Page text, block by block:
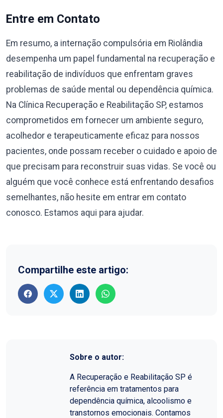
Entre em Contato
Em resumo, a internação compulsória em Riolândia
desempenha um papel fundamental na recuperação e
reabilitação de indivíduos que enfrentam graves
problemas de saúde mental ou dependência química.
Na Clínica Recuperação e Reabilitação SP, estamos
comprometidos em fornecer um ambiente seguro,
acolhedor e terapeuticamente eficaz para nossos
pacientes, onde possam receber o cuidado e apoio de
que precisam para reconstruir suas vidas. Se você ou
alguém que você conhece está enfrentando desafios
semelhantes, não hesite em entrar em contato
conosco. Estamos aqui para ajudar.
Compartilhe este artigo:
Sobre o autor:
A Recuperação e Reabilitação SP é
referência em tratamentos para
dependência química, alcoolismo e
transtornos emocionais. Contamos